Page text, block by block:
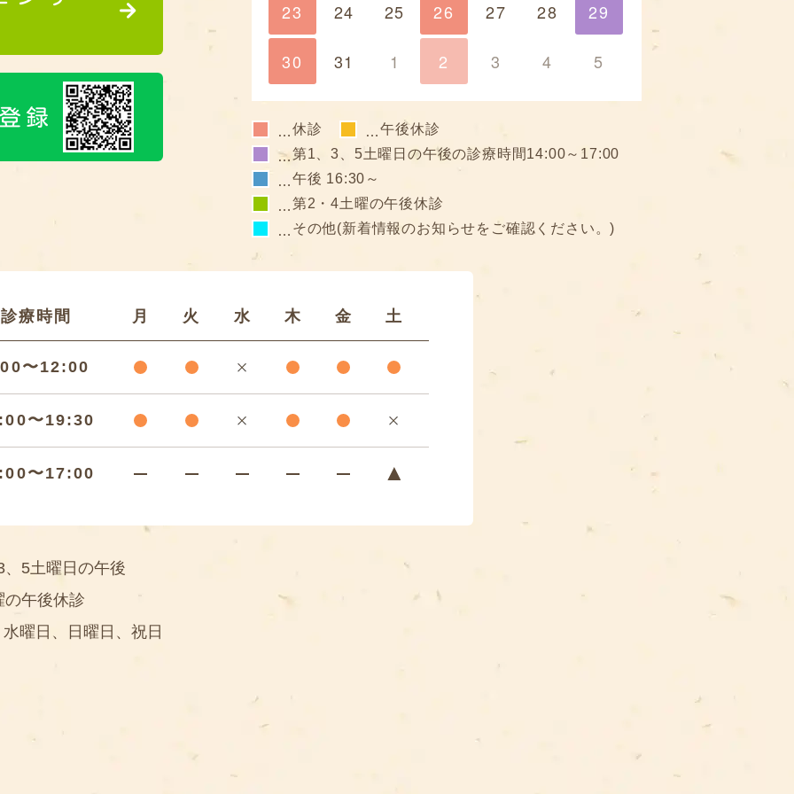
録
23 24 25 26 27 28 29
29
30 31 1 2 3 4 5
…休診 …午後休診
…第1、3、5土曜日の午後の診療時間14:00～17:00
…午後 16:30～
…第2・4土曜の午後休診
… その他(新着情報のお知らせをご確認ください。)
診療時間 月 火 水 木 金 土
〜12:00
〜19:30
〜17:00
5土曜日の午後
の午後休診
曜日、日曜日、祝日